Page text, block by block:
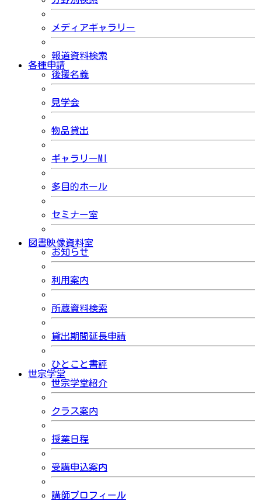
メディアギャラリー
報道資料検索
各種申請
後援名義
見学会
物品貸出
ギャラリーMI
多目的ホール
セミナー室
図書映像資料室
お知らせ
利用案内
所蔵資料検索
貸出期間延長申請
ひとこと書評
世宗学堂
世宗学堂紹介
クラス案内
授業日程
受講申込案内
講師プロフィール